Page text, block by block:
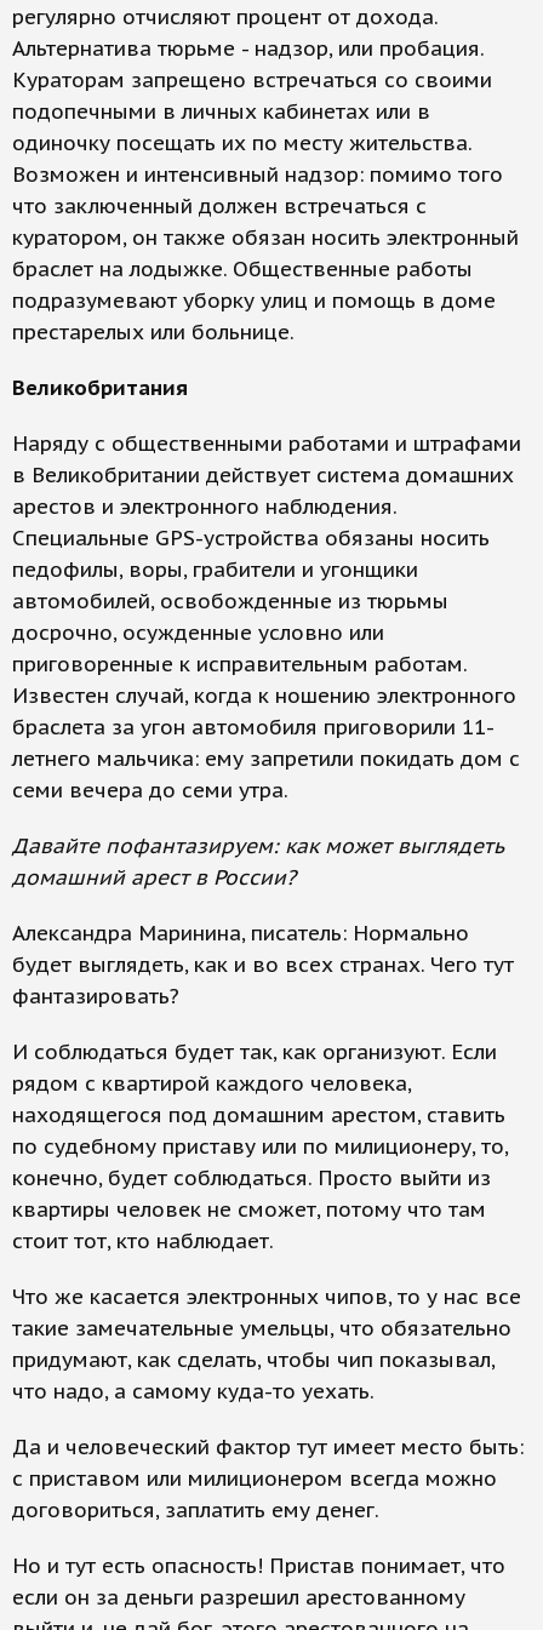
регулярно отчисляют процент от дохода.
Альтернатива тюрьме - надзор, или пробация.
Кураторам запрещено встречаться со своими
подопечными в личных кабинетах или в
одиночку посещать их по месту жительства.
Возможен и интенсивный надзор: помимо того
что заключенный должен встречаться с
куратором, он также обязан носить электронный
браслет на лодыжке. Общественные работы
подразумевают уборку улиц и помощь в доме
престарелых или больнице.
Великобритания
Наряду с общественными работами и штрафами
в Великобритании действует система домашних
арестов и электронного наблюдения.
Специальные GPS-устройства обязаны носить
педофилы, воры, грабители и угонщики
автомобилей, освобожденные из тюрьмы
досрочно, осужденные условно или
приговоренные к исправительным работам.
Известен случай, когда к ношению электронного
браслета за угон автомобиля приговорили 11-
летнего мальчика: ему запретили покидать дом с
семи вечера до семи утра.
Давайте пофантазируем: как может выглядеть
домашний арест в России?
Александра Маринина, писатель: Нормально
будет выглядеть, как и во всех странах. Чего тут
фантазировать?
И соблюдаться будет так, как организуют. Если
рядом с квартирой каждого человека,
находящегося под домашним арестом, ставить
по судебному приставу или по милиционеру, то,
конечно, будет соблюдаться. Просто выйти из
квартиры человек не сможет, потому что там
стоит тот, кто наблюдает.
Что же касается электронных чипов, то у нас все
такие замечательные умельцы, что обязательно
придумают, как сделать, чтобы чип показывал,
что надо, а самому куда-то уехать.
Да и человеческий фактор тут имеет место быть:
с приставом или милиционером всегда можно
договориться, заплатить ему денег.
Но и тут есть опасность! Пристав понимает, что
если он за деньги разрешил арестованному